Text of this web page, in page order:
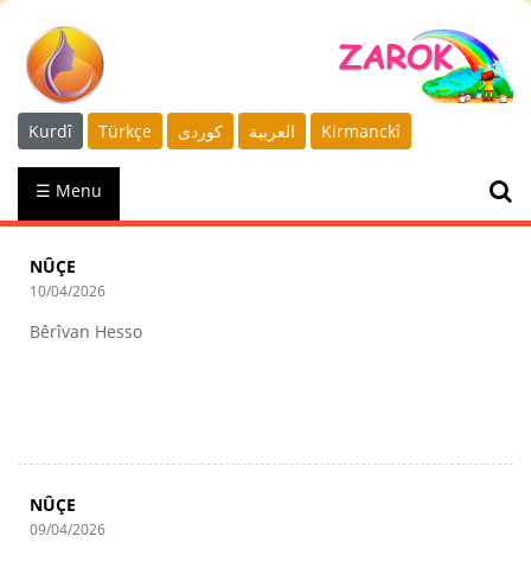
Kurdî Türkçe كوردى العربية Kirmanckî
☰ Menu
NÛÇE
10/04/2026
Bêrîvan Hesso
NÛÇE
09/04/2026